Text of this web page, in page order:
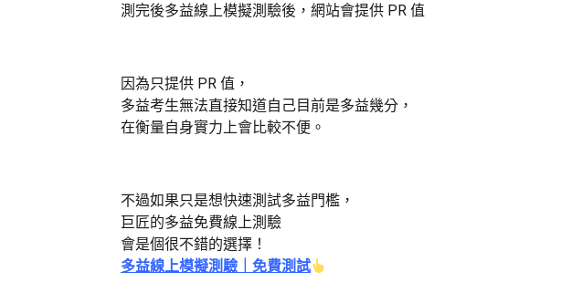
測完後多益線上模擬測驗後，網站會提供 PR 值
因為只提供 PR 值，
多益考生無法直接知道自己目前是多益幾分，
在衡量自身實力上會比較不便。
不過如果只是想快速測試多益門檻，
巨匠的多益免費線上測驗
會是個很不錯的選擇！
多益線上模擬測驗｜免費測試